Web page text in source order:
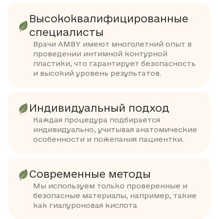
Высококвалифицированные
специалисты
Врачи AMBY имеют многолетний опыт в
проведении интимной контурной
пластики, что гарантирует безопасность
и высокий уровень результатов.
Индивидуальный подход
Каждая процедура подбирается
индивидуально, учитывая анатомические
особенности и пожелания пациентки.
Современные методы
Мы используем только проверенные и
безопасные материалы, например, такие
как гиалуроновая кислота